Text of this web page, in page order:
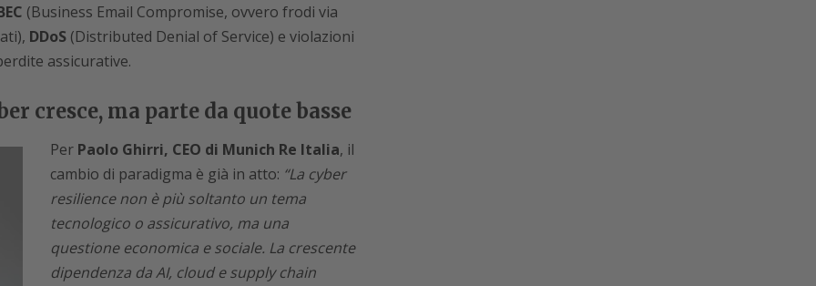
(Business Email Compromise, ovvero frodi via
DDoS(Distributed Denial of Service) e violazioni
assicurative.
cresce, ma parte da quote basse
Per Paolo Ghirri, CEO di Munich Re Italia, il
cambio di paradigma è già in atto: “La cyber
resilience non è più soltanto un tema
tecnologico o assicurativo, ma una
questione economica e sociale. La crescente
dipendenza da AI, cloud e supply chain